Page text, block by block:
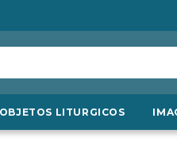
OBJETOS LITURGICOS